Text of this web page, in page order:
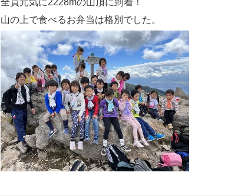
全員元気に2228mの山頂に到着！
山の上で食べるお弁当は格別でした。